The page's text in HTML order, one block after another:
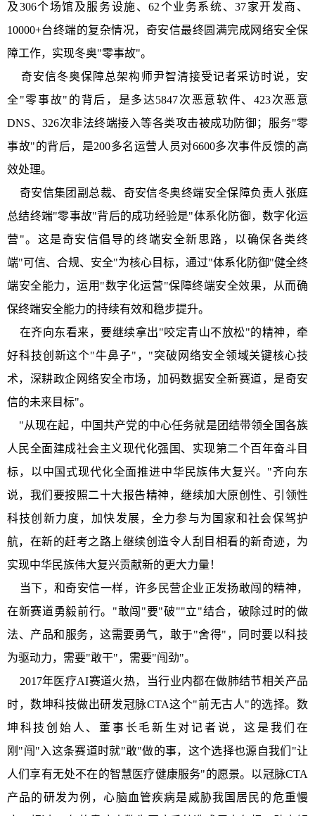
及306个场馆及服务设施、62个业务系统、37家开发商、
10000+台终端的复杂情况，奇安信最终圆满完成网络安全保
障工作，实现冬奥"零事故"。
奇安信冬奥保障总架构师尹智清接受记者采访时说，安
全"零事故"的背后，是多达5847次恶意软件、423次恶意
DNS、326次非法终端接入等各类攻击被成功防御；服务"零
事故"的背后，是200多名运营人员对6600多次事件反馈的高
效处理。
奇安信集团副总裁、奇安信冬奥终端安全保障负责人张庭
总结终端"零事故"背后的成功经验是"体系化防御，数字化运
营"。这是奇安信倡导的终端安全新思路，以确保各类终
端"可信、合规、安全"为核心目标，通过"体系化防御"健全终
端安全能力，运用"数字化运营"保障终端安全效果，从而确
保终端安全能力的持续有效和稳步提升。
在齐向东看来，要继续拿出"咬定青山不放松"的精神，牵
好科技创新这个"牛鼻子"，"突破网络安全领域关键核心技
术，深耕政企网络安全市场，加码数据安全新赛道，是奇安
信的未来目标"。
"从现在起，中国共产党的中心任务就是团结带领全国各族
人民全面建成社会主义现代化强国、实现第二个百年奋斗目
标，以中国式现代化全面推进中华民族伟大复兴。"齐向东
说，我们要按照二十大报告精神，继续加大原创性、引领性
科技创新力度，加快发展，全力参与为国家和社会保驾护
航，在新的赶考之路上继续创造令人刮目相看的新奇迹，为
实现中华民族伟大复兴贡献新的更大力量！
当下，和奇安信一样，许多民营企业正发扬敢闯的精神，
在新赛道勇毅前行。"敢闯"要"破""立"结合，破除过时的做
法、产品和服务，这需要勇气，敢于"舍得"，同时要以科技
为驱动力，需要"敢干"，需要"闯劲"。
2017年医疗AI赛道火热，当行业内都在做肺结节相关产品
时，数坤科技做出研发冠脉CTA这个"前无古人"的选择。数
坤科技创始人、董事长毛新生对记者说，这是我们在
刚"闯"入这条赛道时就"敢"做的事，这个选择也源自我们"让
人们享有无处不在的智慧医疗健康服务"的愿景。以冠脉CTA
产品的研发为例，心脑血管疾病是威胁我国居民的危重慢